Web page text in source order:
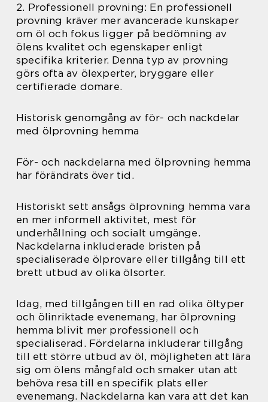
2. Professionell provning: En professionell
provning kräver mer avancerade kunskaper
om öl och fokus ligger på bedömning av
ölens kvalitet och egenskaper enligt
specifika kriterier. Denna typ av provning
görs ofta av ölexperter, bryggare eller
certifierade domare.
Historisk genomgång av för- och nackdelar
med ölprovning hemma
För- och nackdelarna med ölprovning hemma
har förändrats över tid.
Historiskt sett ansågs ölprovning hemma vara
en mer informell aktivitet, mest för
underhållning och socialt umgänge.
Nackdelarna inkluderade bristen på
specialiserade ölprovare eller tillgång till ett
brett utbud av olika ölsorter.
Idag, med tillgången till en rad olika öltyper
och ölinriktade evenemang, har ölprovning
hemma blivit mer professionell och
specialiserad. Fördelarna inkluderar tillgång
till ett större utbud av öl, möjligheten att lära
sig om ölens mångfald och smaker utan att
behöva resa till en specifik plats eller
evenemang. Nackdelarna kan vara att det kan